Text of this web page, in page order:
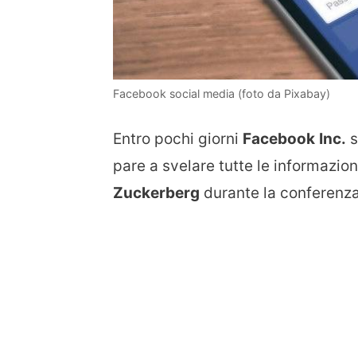
Facebook social media (foto da Pixabay)
Entro pochi giorni Facebook Inc.
pare a svelare tutte le
Zuckerberg durante la